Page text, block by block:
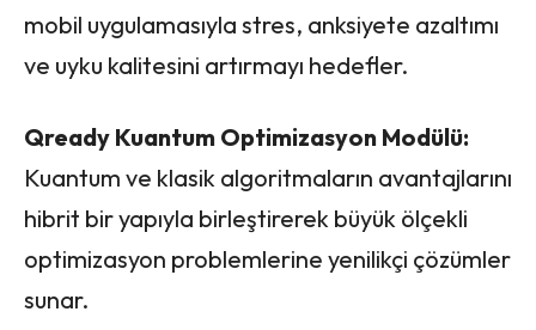
mobil uygulamasıyla stres, anksiyete azaltımı
ve uyku kalitesini artırmayı hedefler.
Qready Kuantum Optimizasyon Modülü:
Kuantum ve klasik algoritmaların avantajlarını
hibrit bir yapıyla birleştirerek büyük ölçekli
optimizasyon problemlerine yenilikçi çözümler
sunar.